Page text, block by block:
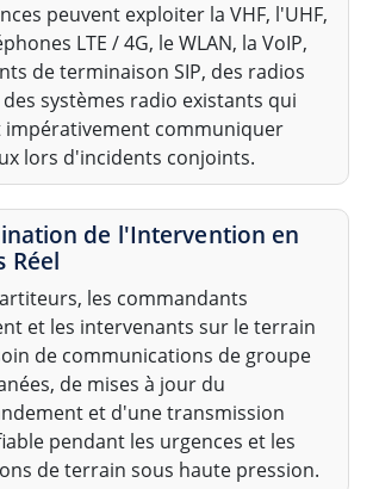
peuvent exploiter la VHF, l'UHF,
LTE / 4G, le WLAN, la VoIP,
de terminaison SIP, des radios
des systèmes radio existants qui
impérativement communiquer
lors d'incidents conjoints.
de l'Intervention en
Réel
les commandants
et les intervenants sur le terrain
de communications de groupe
de mises à jour du
et d'une transmission
pendant les urgences et les
de terrain sous haute pression.